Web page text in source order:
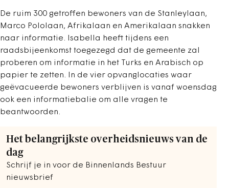
De ruim 300 getroffen bewoners van de Stanleylaan,
Marco Pololaan, Afrikalaan en Amerikalaan snakken
naar informatie. Isabella heeft tijdens een
raadsbijeenkomst toegezegd dat de gemeente zal
proberen om informatie in het Turks en Arabisch op
papier te zetten. In de vier opvanglocaties waar
geëvacueerde bewoners verblijven is vanaf woensdag
ook een informatiebalie om alle vragen te
beantwoorden.
Het belangrijkste overheidsnieuws van de
dag
Schrijf je in voor de Binnenlands Bestuur
nieuwsbrief